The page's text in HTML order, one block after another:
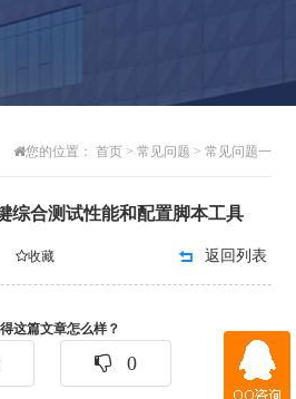
您的位置： 首页> 常见问题 > 常见问题一
综合测试性能和配置脚本工具
收藏 返回列表
这篇文章怎么样？
0
QQ咨询